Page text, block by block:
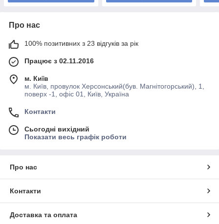
Про нас
100% позитивних з 23 відгуків за рік
Працює з 02.11.2016
м. Київ
м. Київ, провулок Херсонський(був. Магнітогорський), 1,
поверх -1, офіс 01, Київ, Україна
Контакти
Сьогодні вихідний
Показати весь графік роботи
Про нас
Контакти
Доставка та оплата